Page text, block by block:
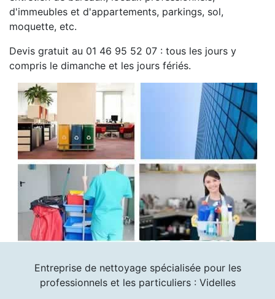
d'immeubles et d'appartements, parkings, sol,
moquette, etc.
Devis gratuit au 01 46 95 52 07 : tous les jours y
compris le dimanche et les jours fériés.
Entreprise de nettoyage spécialisée pour les
professionnels et les particuliers : Videlles